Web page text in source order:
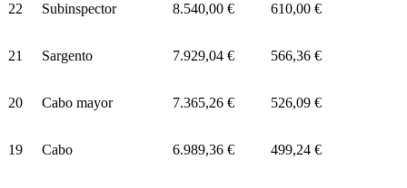
22 Subinspector 8.540,00 € 610,00 €
21 Sargento 7.929,04 € 566,36 €
20 Cabo mayor 7.365,26 € 526,09 €
19 Cabo 6.989,36 € 499,24 €